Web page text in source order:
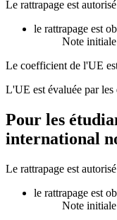
Le rattrapage est
le rattrapage est
Note
Le coefficient de l'UE
L'UE est évaluée par les
Pour les
international
Le rattrapage est
le rattrapage est
Note